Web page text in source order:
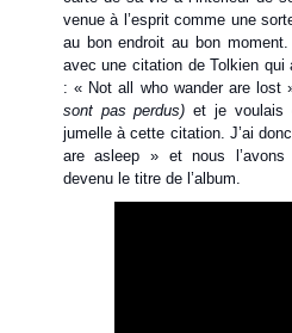
venue à l’esprit comme une
au bon endroit au bon
avec une citation de Tolkien qui
: « Not all who wander are lost
sont pas perdus) et je voulais
jumelle à cette citation. J’ai
are asleep » et nous l’avons
devenu le titre de l’album.